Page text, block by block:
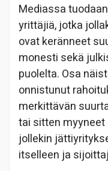
Mediassa
yrittäjiä, jotka
ovat keränneet
monesti sekä
puolelta. Osa
onnistunut
merkittävän
tai sitten
jollekin
itselleen ja